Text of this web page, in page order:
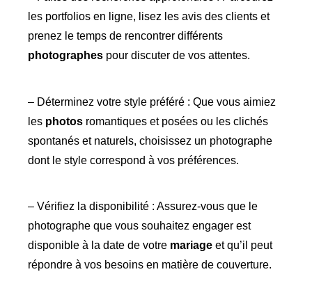
les portfolios en ligne, lisez les avis des clients et
prenez le temps de rencontrer différents
photographes pour discuter de vos attentes.
– Déterminez votre style préféré : Que vous aimiez
les photos romantiques et posées ou les clichés
spontanés et naturels, choisissez un photographe
dont le style correspond à vos préférences.
– Vérifiez la disponibilité : Assurez-vous que le
photographe que vous souhaitez engager est
disponible à la date de votre mariage et qu’il peut
répondre à vos besoins en matière de couverture.